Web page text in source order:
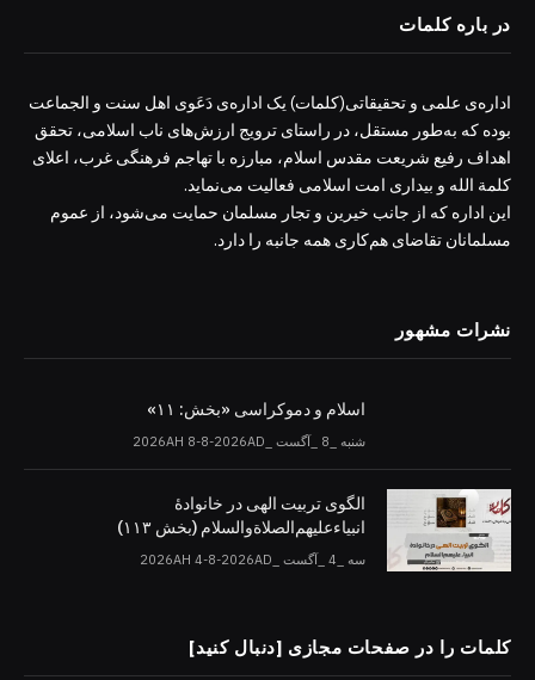
در باره کلمات
اداره‌ی علمی و تحقیقاتی(کلمات) یک اداره‌ی دَعَوی اهل سنت و الجماعت
بوده که به‌طور مستقل، در راستای ترویج ارزش‌های ناب اسلامی، تحقق
اهداف رفیع شریعت مقدس اسلام، مبارزه با تهاجم فرهنگی غرب، اعلای
کلمة الله و بیداری امت اسلامی فعالیت می‌نماید.
این اداره که از جانب خیرین و تجار مسلمان حمایت می‌شود، از عموم
مسلمانان تقاضای هم‌کاری همه جانبه را دارد.
نشرات مشهور
اسلام و دموکراسی «بخش: ۱۱»
شنبه _8 _آگست _2026AH 8-8-2026AD
الگوی تربیت الهی در خانوادۀ
انبیاءعلیهم‌الصلاةو‌السلام (بخش ۱۱۳)
سه _4 _آگست _2026AH 4-8-2026AD
کلمات را در صفحات مجازی [دنبال کنید]